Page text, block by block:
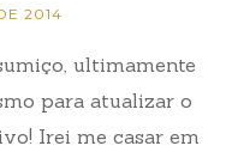
2014
ultimamente
para atualizar o
Irei me casar em